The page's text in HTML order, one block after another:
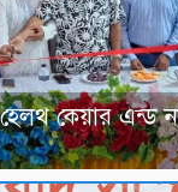
কেয়ার এন্ড